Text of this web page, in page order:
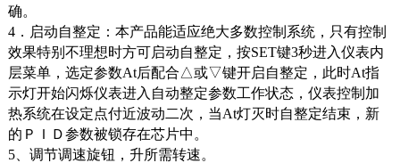
确。
4．启动自整定：本产品能适应绝大多数控制系统，只有控制
效果特别不理想时方可启动自整定，按SET键3秒进入仪表内
层菜单，选定参数At后配合△或▽键开启自整定，此时At指
示灯开始闪烁仪表进入自动整定参数工作状态，仪表控制加
热系统在设定点付近波动二次，当At灯灭时自整定结束，新
的ＰＩＤ参数被锁存在芯片中。
5、调节调速旋钮，升所需转速。